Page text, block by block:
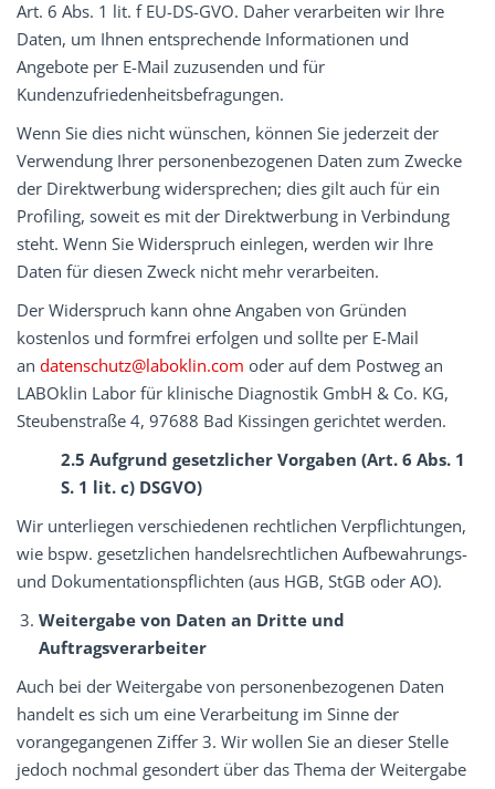
Art. 6 Abs. 1 lit. f EU-DS-GVO. Daher verarbeiten wir Ihre
Daten, um Ihnen entsprechende Informationen und
Angebote per E-Mail zuzusenden und für
Kundenzufriedenheitsbefragungen.
Wenn Sie dies nicht wünschen, können Sie jederzeit der
Verwendung Ihrer personenbezogenen Daten zum Zwecke
der Direktwerbung widersprechen; dies gilt auch für ein
Profiling, soweit es mit der Direktwerbung in Verbindung
steht. Wenn Sie Widerspruch einlegen, werden wir Ihre
Daten für diesen Zweck nicht mehr verarbeiten.
Der Widerspruch kann ohne Angaben von Gründen
kostenlos und formfrei erfolgen und sollte per E-Mail
an datenschutz@laboklin.com oder auf dem Postweg an
LABOklin Labor für klinische Diagnostik GmbH & Co. KG,
Steubenstraße 4, 97688 Bad Kissingen gerichtet werden.
2.5 Aufgrund gesetzlicher Vorgaben (Art. 6 Abs. 1
S. 1 lit. c) DSGVO)
Wir unterliegen verschiedenen rechtlichen Verpflichtungen,
wie bspw. gesetzlichen handelsrechtlichen Aufbewahrungs-
und Dokumentationspflichten (aus HGB, StGB oder AO).
Weitergabe von Daten an Dritte und
Auftragsverarbeiter
Auch bei der Weitergabe von personenbezogenen Daten
handelt es sich um eine Verarbeitung im Sinne der
vorangegangenen Ziffer 3. Wir wollen Sie an dieser Stelle
jedoch nochmal gesondert über das Thema der Weitergabe